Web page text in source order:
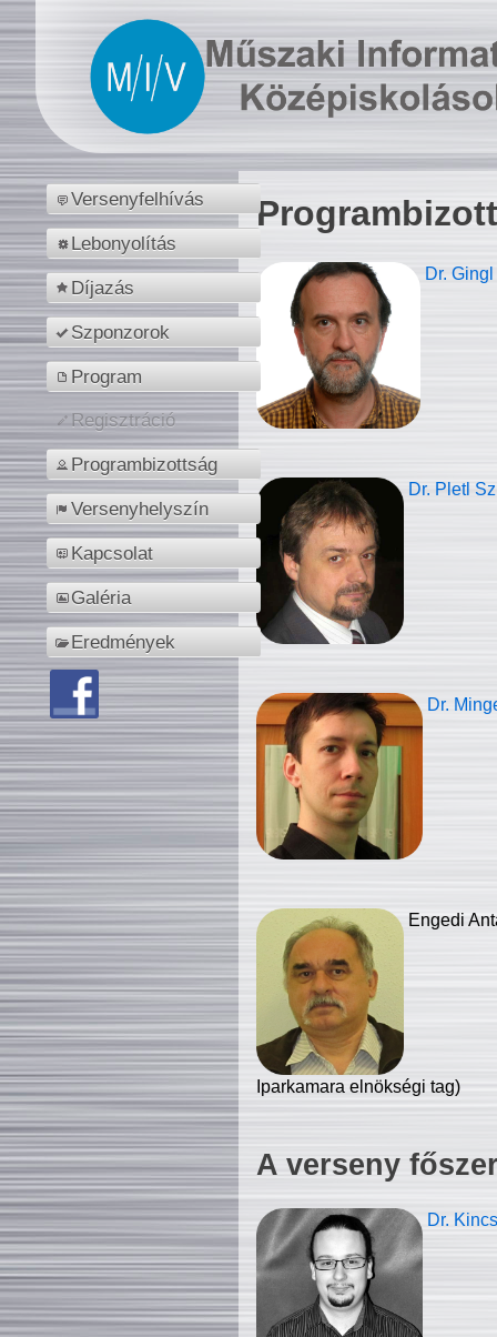
Versenyfelhívás
Lebonyolítás
Díjazás
Szponzorok
Program
Regisztráció
Programbizottság
Versenyhelyszín
Kapcsolat
Galéria
Eredmények
Dr.
Dr. Pletl
Dr.
Engedi
Iparkamara elnökségi tag)
A verseny
Dr.